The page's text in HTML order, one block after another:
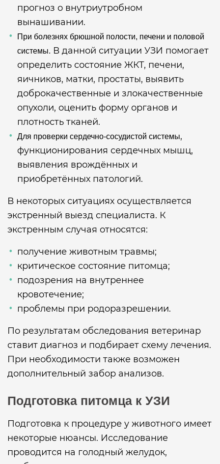
прогноз о внутриутробном
вынашивании.
При болезнях брюшной полости, печени и половой
системы. В данной ситуации УЗИ помогает
определить состояние ЖКТ, печени,
яичников, матки, простаты, выявить
доброкачественные и злокачественные
опухоли, оценить форму органов и
плотность тканей.
Для проверки сердечно-сосудистой системы,
функционирования сердечных мышц,
выявления врождённых и
приобретённых патологий.
В некоторых ситуациях осуществляется
экстренный выезд специалиста. К
экстренным случая относятся:
получение животным травмы;
критическое состояние питомца;
подозрения на внутреннее
кровотечение;
проблемы при родоразрешении.
По результатам обследования ветеринар
ставит диагноз и подбирает схему лечения.
При необходимости также возможен
дополнительный забор анализов.
Подготовка питомца к УЗИ
Подготовка к процедуре у животного имеет
некоторые нюансы. Исследование
проводится на голодный желудок,